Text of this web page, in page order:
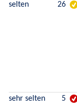
selten 26
sehr selten 5